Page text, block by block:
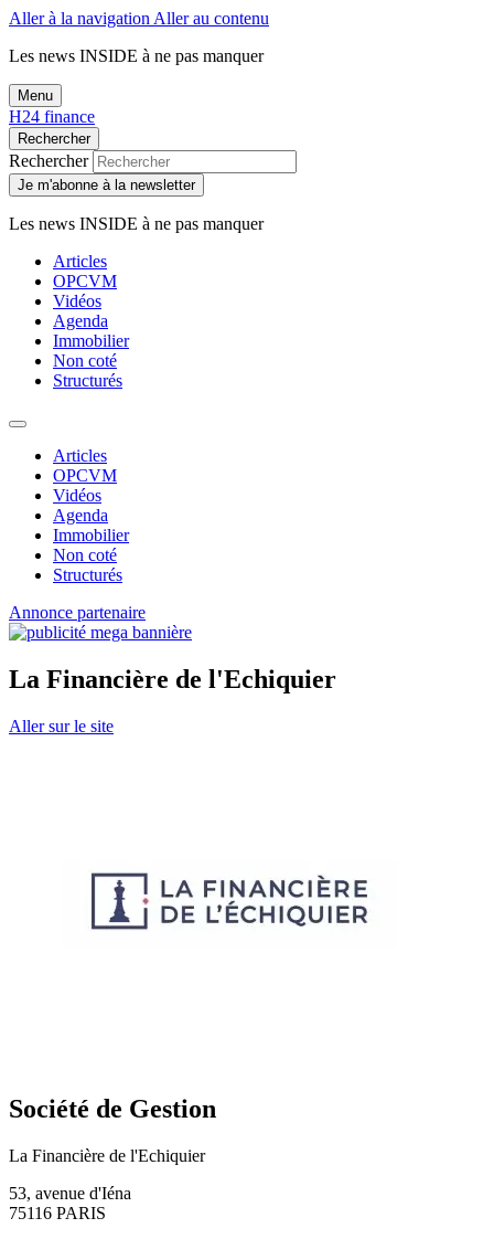
Aller à la navigation Aller au contenu
Les news INSIDE à ne pas manquer
Menu
H24 finance
Rechercher
Rechercher
Je m'abonne à la newsletter
Les news INSIDE à ne pas manquer
Articles
OPCVM
Vidéos
Agenda
Immobilier
Non coté
Structurés
Articles
OPCVM
Vidéos
Agenda
Immobilier
Non coté
Structurés
Annonce partenaire
La Financière de l'Echiquier
Aller sur le site
Société de Gestion
La Financière de l'Echiquier
53, avenue d'Iéna
75116 PARIS